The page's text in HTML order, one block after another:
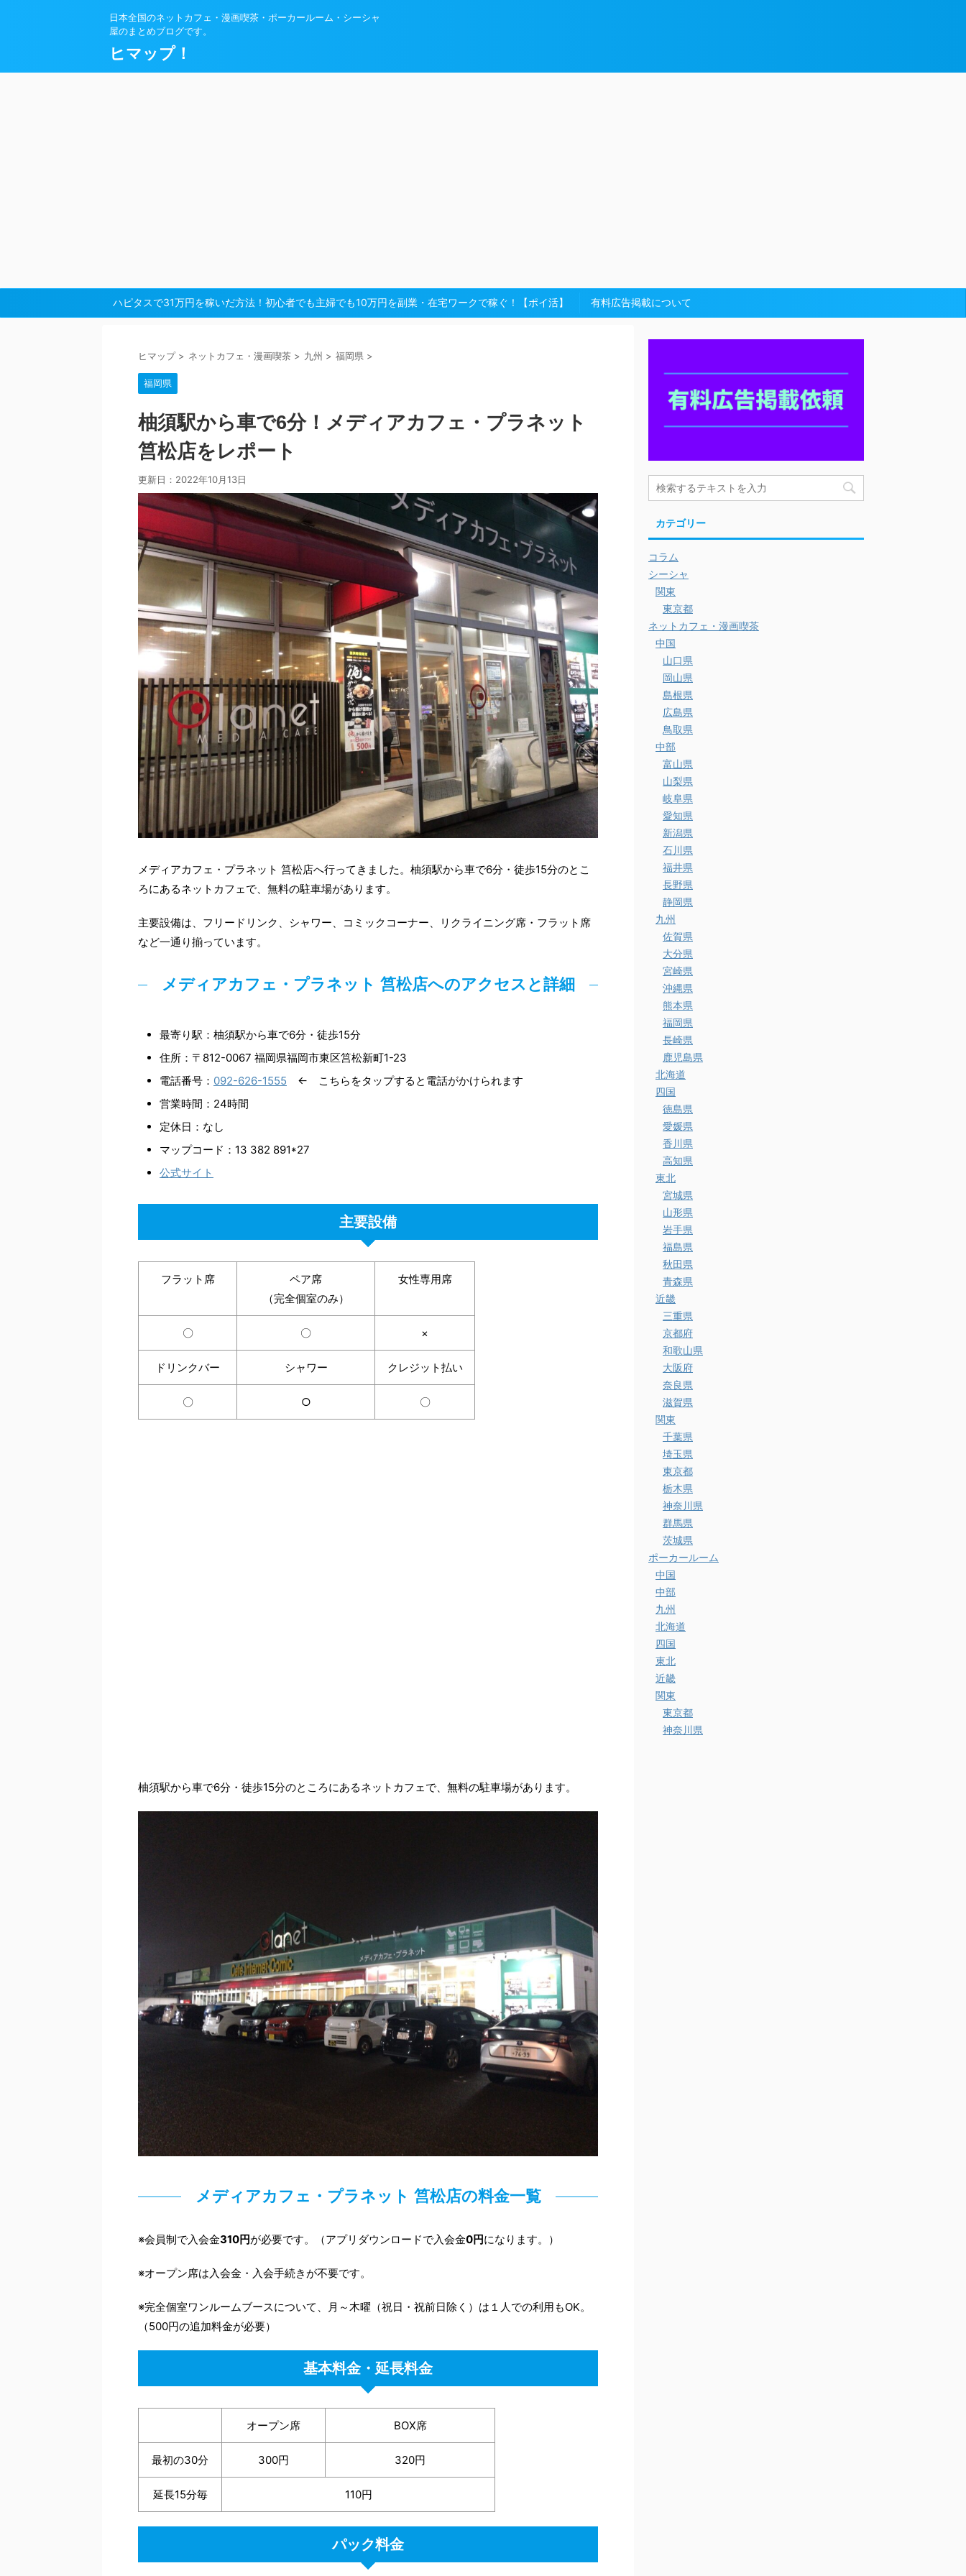
日本全国のネットカフェ・漫画喫茶・ポーカールーム・シーシャ
屋のまとめブログです。
ヒマップ！
ハピタスで31万円を稼いだ方法！初心者でも主婦でも10万円を副業・在宅ワークで稼ぐ！【ポイ活】 有料広告掲載について
ヒマップ> ネットカフェ・漫画喫茶 > 九州 > 福岡県 >
福岡県
柚須駅から車で6分！メディアカフェ・プラネット
筥松店をレポート
更新日： 2022年10月13日
メディアカフェ・プラネット 筥松店へ行ってきました。柚須駅から車で6分・徒歩15分のとこ
ろにあるネットカフェで、無料の駐車場があります。
主要設備は、フリードリンク、シャワー、コミックコーナー、リクライニング席・フラット席
など一通り揃っています。
メディアカフェ・プラネット 筥松店へのアクセスと詳細
最寄り駅：柚須駅から車で6分・徒歩15分
住所：〒812-0067 福岡県福岡市東区筥松新町1-23
電話番号： 092-626-1555 ← こちらをタップすると電話がかけられます
営業時間：24時間
定休日：なし
マップコード：13 382 891*27
公式サイト
主要設備
フラット席
ペア席
（完全個室のみ）
女性専用席
〇 〇 ×
ドリンクバー シャワー クレジット払い
〇 ○ 〇
柚須駅から車で6分・徒歩15分のところにあるネットカフェで、無料の駐車場があります。
メディアカフェ・プラネット 筥松店の料金一覧
※会員制で入会金310円が必要です。（アプリダウンロードで入会金0円になります。）
※オープン席は入会金・入会手続きが不要です。
※完全個室ワンルームブースについて、月～木曜（祝日・祝前日除く）は１人での利用もOK。
（500円の追加料金が必要）
基本料金・延長料金
オープン席 BOX席
最初の30分 300円 320円
延長15分毎 110円
パック料金
カテゴリー
コラム
シーシャ
関東
東京都
ネットカフェ・漫画喫茶
中国
山口県
岡山県
島根県
広島県
鳥取県
中部
富山県
山梨県
岐阜県
愛知県
新潟県
石川県
福井県
長野県
静岡県
九州
佐賀県
大分県
宮崎県
沖縄県
熊本県
福岡県
長崎県
鹿児島県
北海道
四国
徳島県
愛媛県
香川県
高知県
東北
宮城県
山形県
岩手県
福島県
秋田県
青森県
近畿
三重県
京都府
和歌山県
大阪府
奈良県
滋賀県
関東
千葉県
埼玉県
東京都
栃木県
神奈川県
群馬県
茨城県
ポーカールーム
中国
中部
九州
北海道
四国
東北
近畿
関東
東京都
神奈川県